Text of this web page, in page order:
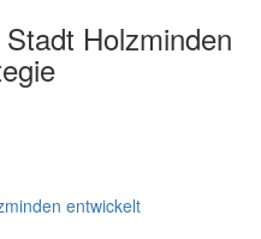
Holzminden